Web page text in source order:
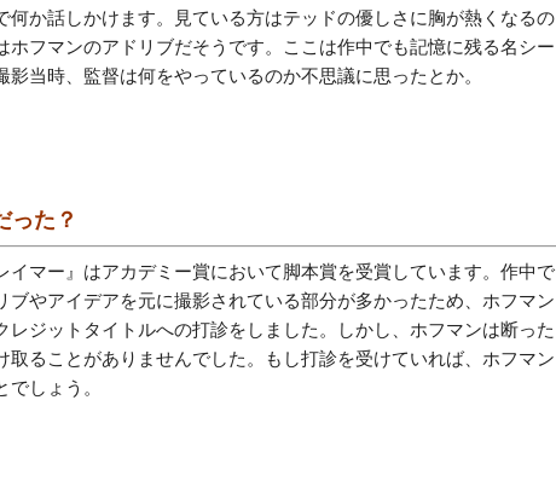
何か話しかけます。見ている方はテッドの優しさに胸が熱くなるの
ホフマンのアドリブだそうです。ここは作中でも記憶に残る名シー
影当時、監督は何をやっているのか不思議に思ったとか。
った？
イマー』はアカデミー賞において脚本賞を受賞しています。作中で
ブやアイデアを元に撮影されている部分が多かったため、ホフマン
レジットタイトルへの打診をしました。しかし、ホフマンは断った
取ることがありませんでした。もし打診を受けていれば、ホフマン
しょう。